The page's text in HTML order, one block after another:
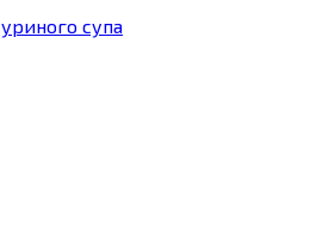
супа